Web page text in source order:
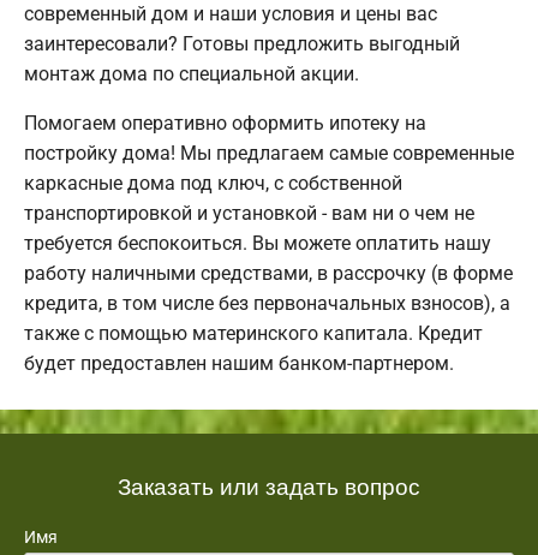
современный дом и наши условия и цены вас
заинтересовали? Готовы предложить выгодный
монтаж дома по специальной акции.
Помогаем оперативно оформить ипотеку на
постройку дома! Мы предлагаем самые современные
каркасные дома под ключ, с собственной
транспортировкой и установкой - вам ни о чем не
требуется беспокоиться. Вы можете оплатить нашу
работу наличными средствами, в рассрочку (в форме
кредита, в том числе без первоначальных взносов), а
также с помощью материнского капитала. Кредит
будет предоставлен нашим банком-партнером.
Заказать или задать вопрос
Имя